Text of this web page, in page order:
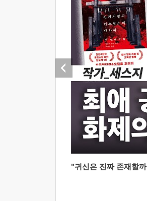
"귀신은 진짜 존재할